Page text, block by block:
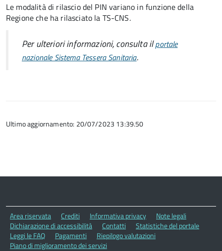
Le modalità di rilascio del PIN variano in funzione della
Regione che ha rilasciato la TS-CNS.
Per ulteriori informazioni, consulta ilportale
nazionale Sistema Tessera Sanitaria.
Ultimo aggiornamento: 20/07/2023 13:39.50
Area riservata Crediti Informativa privacy
Note legali
Dichiarazione di accessibilità
Contatti
Statistiche del portale
Leggi le FAQ
Pagamenti
Riepilogo valutazioni
Piano di miglioramento dei servizi